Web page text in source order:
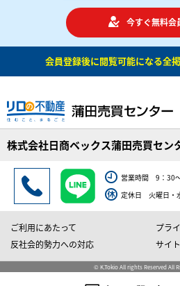
今すぐ無料会
会員登録後に閲覧可能になる全
株式会社日商ベックス蒲田売買セン
営業時間 9：30
定休日 火曜日・
ご利用にあたって
プラ
反社会的勢力への対応
サイ
© K.Tokio All rights Reserved All